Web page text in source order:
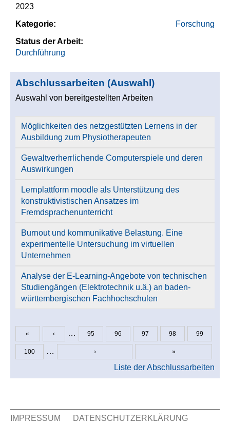
2023
Kategorie:
Forschung
Status der Arbeit:
Durchführung
Abschlussarbeiten (Auswahl)
Auswahl von bereitgestellten Arbeiten
Möglichkeiten des netzgestützten Lernens in der
Ausbildung zum Physiotherapeuten
Gewaltverherrlichende Computerspiele und deren
Auswirkungen
Lernplattform moodle als Unterstützung des
konstruktivistischen Ansatzes im
Fremdsprachenunterricht
Burnout und kommunikative Belastung. Eine
experimentelle Untersuchung im virtuellen
Unternehmen
Analyse der E-Learning-Angebote von technischen
Studiengängen (Elektrotechnik u.ä.) an baden-
württembergischen Fachhochschulen
Seiten
« ‹ … 95 96 97 98 99
100 … › »
Liste der Abschlussarbeiten
IMPRESSUM DATENSCHUTZERKLÄRUNG